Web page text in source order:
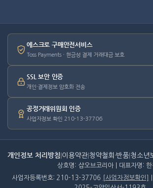
에스크로 구매안전서비스
Toss Payments · 현금성 결제 거래대금 보호
SSL 보안 인증
개인·결제정보 암호화 전송
공정거래위원회 인증
사업자정보 확인 210-13-37706
개인정보 처리방침 이용약관 청약철회·반품 청소년
상호명: 샵오브코리아 | 대표자명: 한
사업자등록번호: 210-13-37706
[사업자정보확인]